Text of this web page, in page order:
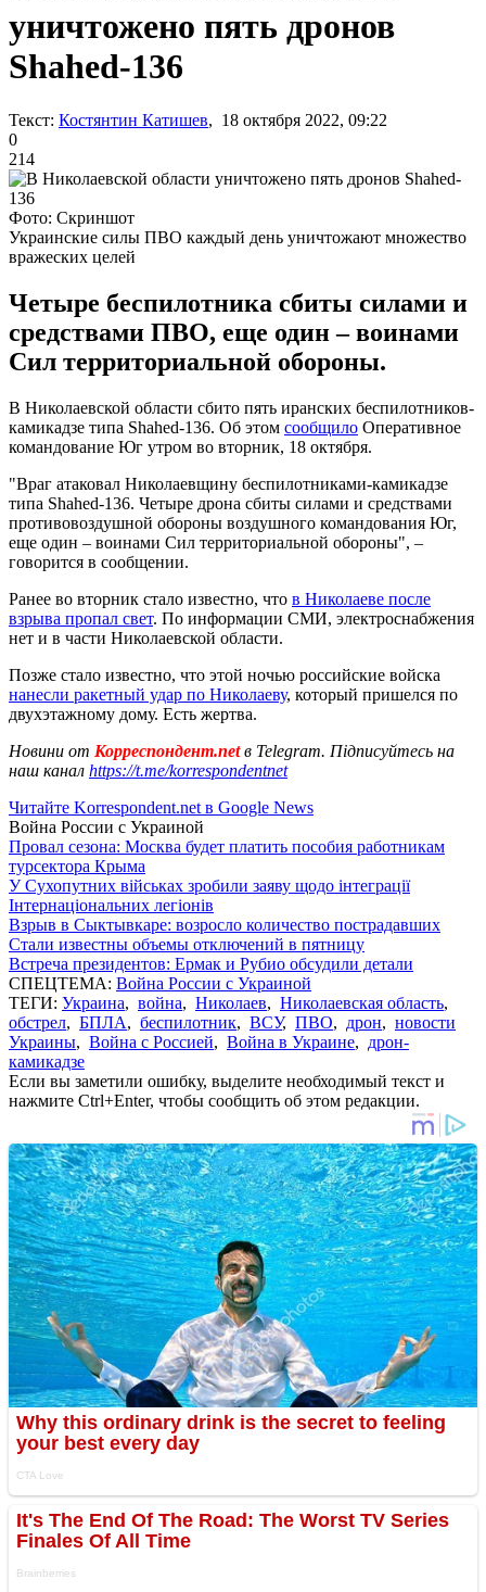
уничтожено пять дронов
Shahed-136
Текст: Костянтин Катишев, 18 октября 2022, 09:22
0
214
Фото: Скриншот
Украинские силы ПВО каждый день уничтожают множество
вражеских целей
Четыре беспилотника сбиты силами и
средствами ПВО, еще один – воинами
Сил территориальной обороны.
В Николаевской области сбито пять иранских беспилотников-
камикадзе типа Shahed-136. Об этом сообщило Оперативное
командование Юг утром во вторник, 18 октября.
"Враг атаковал Николаевщину беспилотниками-камикадзе
типа Shahed-136. Четыре дрона сбиты силами и средствами
противовоздушной обороны воздушного командования Юг,
еще один – воинами Сил территориальной обороны", –
говорится в сообщении.
Ранее во вторник стало известно, что в Николаеве после
взрыва пропал свет. По информации СМИ, электроснабжения
нет и в части Николаевской области.
Позже стало известно, что этой ночью российские войска
нанесли ракетный удар по Николаеву, который пришелся по
двухэтажному дому. Есть жертва.
Новини от Корреспондент.netв Telegram. Підписуйтесь на
наш канал https://t.me/korrespondentnet
Читайте Korrespondent.net в Google News
Война России с Украиной
Провал сезона: Москва будет платить пособия работникам
турсектора Крыма
У Сухопутних військах зробили заяву щодо інтеграції
Інтернаціональних легіонів
Взрыв в Сыктывкаре: возросло количество пострадавших
Стали известны объемы отключений в пятницу
Встреча президентов: Ермак и Рубио обсудили детали
СПЕЦТЕМА: Война России с Украиной
ТЕГИ: Украина, война, Николаев, Николаевская область,
обстрел, БПЛА, беспилотник, ВСУ, ПВО, дрон, новости
Украины, Война с Россией, Война в Украине, дрон-
камикадзе
Если вы заметили ошибку, выделите необходимый текст и
нажмите Ctrl+Enter, чтобы сообщить об этом редакции.